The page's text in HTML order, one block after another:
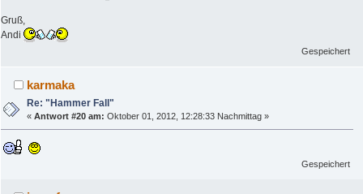
Gruß,
Andi
Gespeichert
karmaka
Re: "Hammer Fall"
«Antwort #20 am: Oktober 01, 2012, 12:28:33 Nachmittag »
Gespeichert